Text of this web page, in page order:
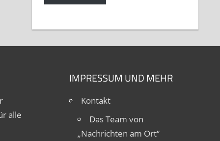
alle
IMPRESSUM UND MEHR
Kontakt
Das Team von
„Nachrichten am Ort“